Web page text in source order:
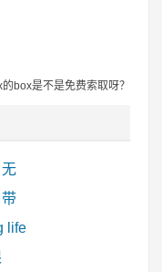
box是不是免费索取呀？
life